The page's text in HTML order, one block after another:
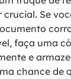
Se
faça uma
e
chance de